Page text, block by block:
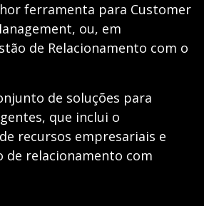
ferramenta para Customer
ou, em
de Relacionamento com o
de soluções para
que inclui o
recursos empresariais e
de relacionamento com